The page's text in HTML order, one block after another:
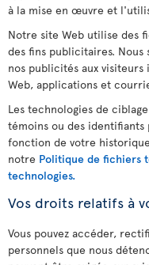
à la mise en œuvre et
Notre site Web utilise des
des fins publicitaires.
nos publicités aux
Web, applications et
Les technologies de
témoins ou des
fonction de votre
notre Politique de fichiers
technologies.
Vos droits relatifs à
Vous pouvez accéder,
personnels que nous